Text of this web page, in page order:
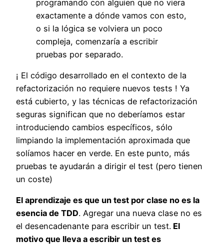
programando con alguien que no viera
exactamente a dónde vamos con esto,
o si la lógica se volviera un poco
compleja, comenzaría a escribir
pruebas por separado.
¡ El código desarrollado en el contexto de la
refactorización no requiere nuevos tests ! Ya
está cubierto, y las técnicas de refactorización
seguras significan que no deberíamos estar
introduciendo cambios específicos, sólo
limpiando la implementación aproximada que
solíamos hacer en verde. En este punto, más
pruebas te ayudarán a dirigir el test (pero tienen
un coste)
El aprendizaje es que un test por clase no es la
esencia de TDD. Agregar una nueva clase no es
el desencadenante para escribir un test. El
motivo que lleva a escribir un test es